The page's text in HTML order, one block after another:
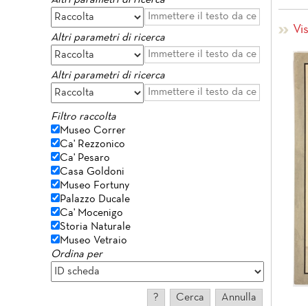
Altri parametri di ricerca
Altri parametri di ricerca
Filtro raccolta
Museo Correr
Ca' Rezzonico
Ca' Pesaro
Casa Goldoni
Museo Fortuny
Palazzo Ducale
Ca' Mocenigo
Storia Naturale
Museo Vetraio
Ordina per